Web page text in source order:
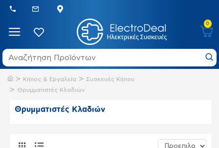
0
Κήπος & Εργαλεία
Συσκευές Κήπου
Θρυμματιστές Κλαδιών
Θρυμματιστές Κλαδιών